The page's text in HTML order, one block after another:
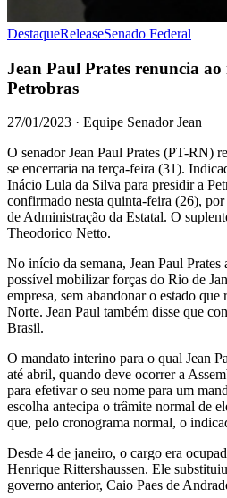
DestaqueReleaseSenado Federal
Jean Paul Prates renuncia
Petrobras
27/01/2023 · Equipe Senador Jean
O senador Jean Paul Prates (PT-RN)
se encerraria na terça-feira (31).
Inácio Lula da Silva para presidir a
confirmado nesta quinta-feira (26),
de Administração da Estatal. O
Theodorico Netto.
No início da semana, Jean Paul
possível mobilizar forças do Rio de
empresa, sem abandonar o estado
Norte. Jean Paul também disse que
Brasil.
O mandato interino para o qual Jean
até abril, quando deve ocorrer a
para efetivar o seu nome para um
escolha antecipa o trâmite normal de
que, pelo cronograma normal, o
Desde 4 de janeiro, o cargo era
Henrique Rittershaussen. Ele
governo anterior, Caio Paes de